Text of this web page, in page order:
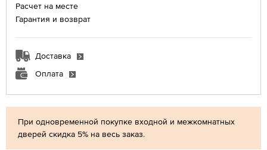
При одновременной покупке входной и межкомнатных
дверей скидка 5% на весь заказ.
Расчет на месте
Гарантия и возврат
Доставка
Оплата